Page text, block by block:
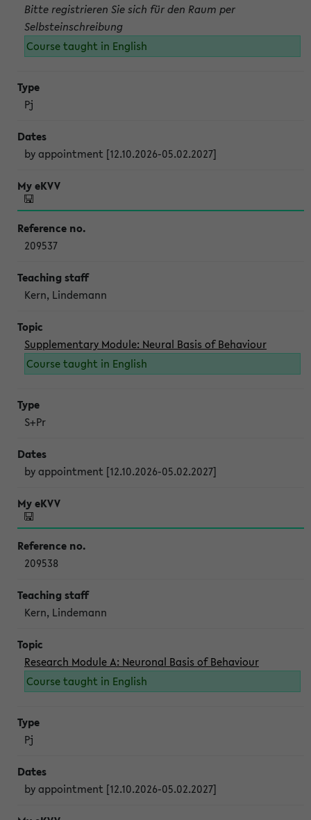
Bitte registrieren Sie sich für den Raum per
Selbsteinschreibung
Course taught in English
Pj
by appointment [12.10.2026-05.02.2027]
209537
Kern, Lindemann
Supplementary Module: Neural Basis of Behaviour
Course taught in English
S+Pr
by appointment [12.10.2026-05.02.2027]
209538
Kern, Lindemann
Research Module A: Neuronal Basis of Behaviour
Course taught in English
Pj
by appointment [12.10.2026-05.02.2027]